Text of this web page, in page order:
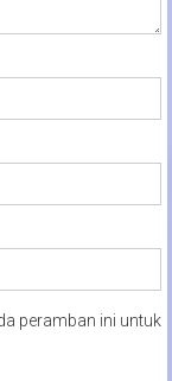
peramban ini untuk